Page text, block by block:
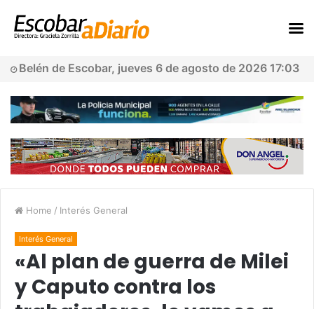
Belén de Escobar, jueves 6 de agosto de 2026 17:03
Home / Interés General
Interés General
«Al plan de guerra de Milei
y Caputo contra los